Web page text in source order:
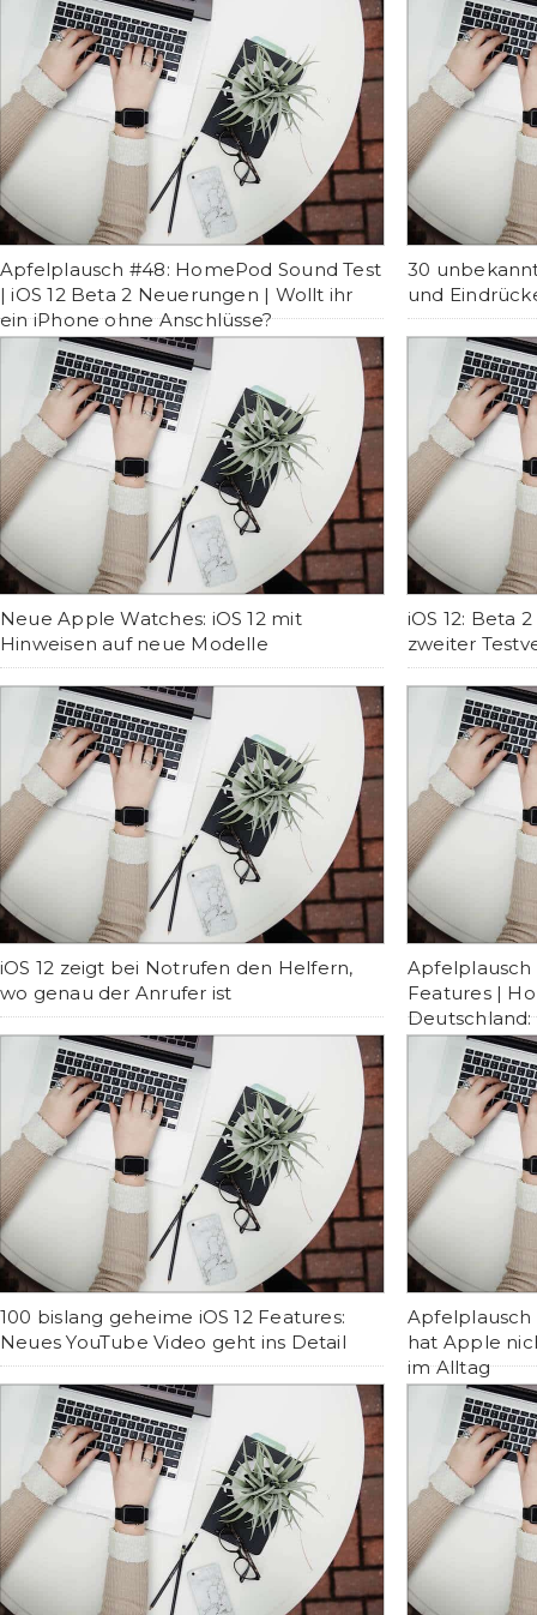
Apfelplausch #48: HomePod Sound Test
| iOS 12 Beta 2 Neuerungen | Wollt ihr
ein iPhone ohne Anschlüsse?
30
und
Neue Apple Watches: iOS 12 mit
Hinweisen auf neue Modelle
iOS 12: Beta
zweiter
iOS 12 zeigt bei Notrufen den Helfern,
wo genau der Anrufer ist
Apfelplausch
Features |
100 bislang geheime iOS 12 Features:
Neues YouTube Video geht ins Detail
Apfelplausch
hat Apple
im Alltag